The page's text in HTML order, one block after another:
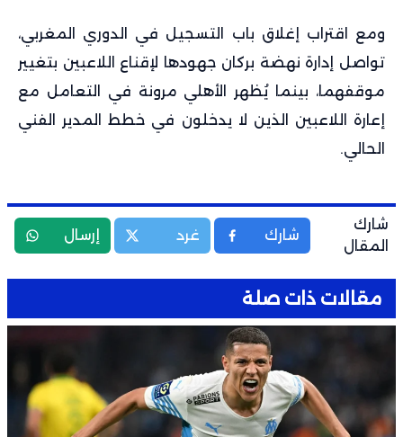
ومع اقتراب إغلاق باب التسجيل في الدوري المغربي،
تواصل إدارة نهضة بركان جهودها لإقناع اللاعبين بتغيير
موقفهما، بينما يُظهر الأهلي مرونة في التعامل مع
إعارة اللاعبين الذين لا يدخلون في خطط المدير الفني
الحالي.
شارك
المقال
شارك غرد إرسال
مقالات ذات صلة